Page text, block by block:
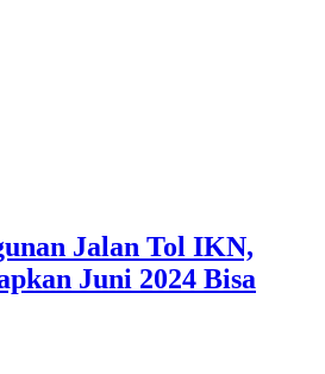
Jalan Tol IKN,
Juni 2024 Bisa